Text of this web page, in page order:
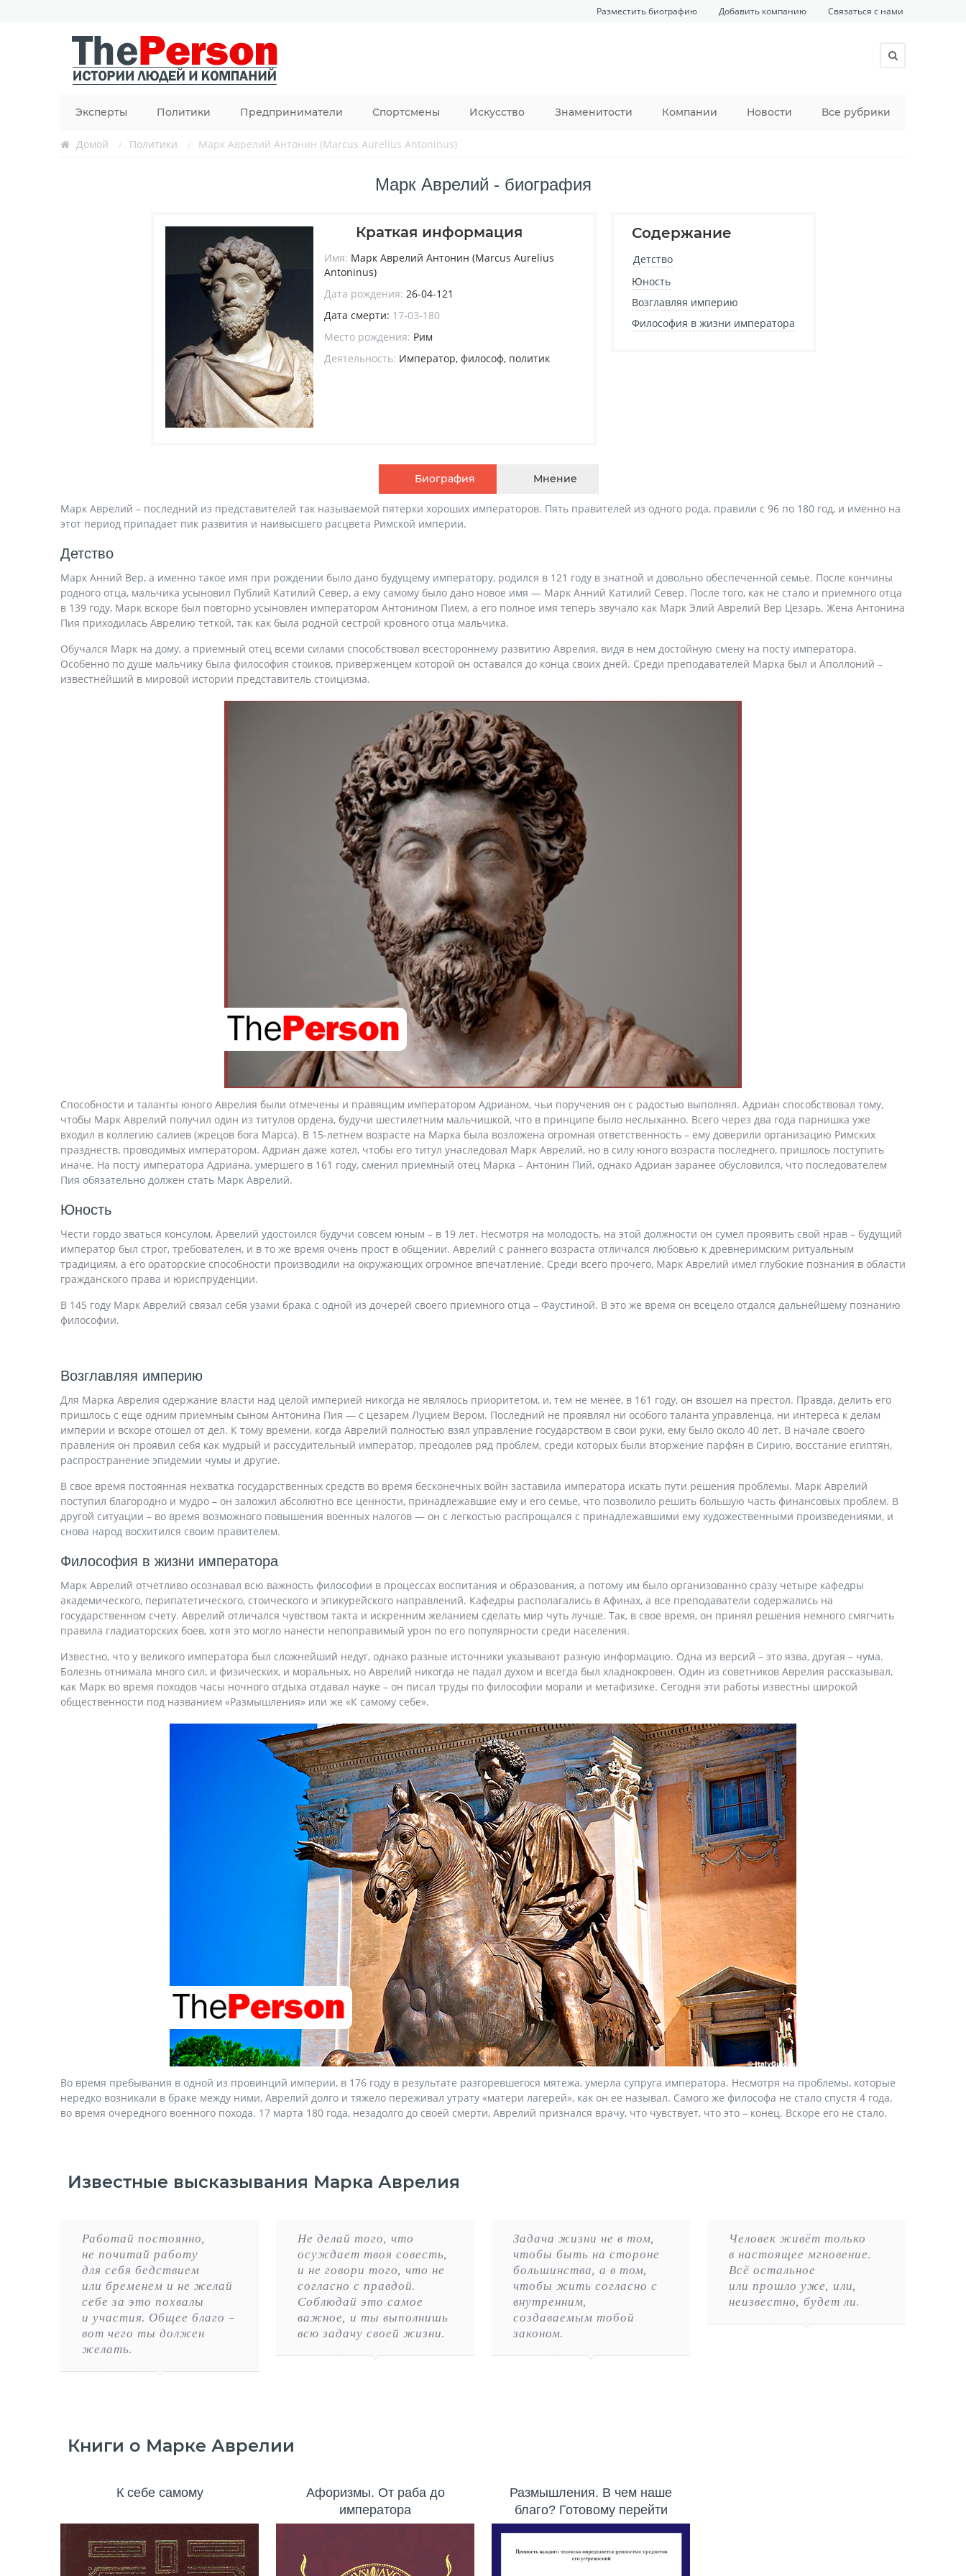
Разместить биографию Добавить компанию Связаться с нами
Эксперты Политики Предприниматели Спортсмены Искусство Знаменитости Компании Новости Все рубрики
Домой / Политики / Марк Аврелий Антонин (Marcus Aurelius Antoninus)
Марк Аврелий - биография
Краткая информация
Имя: Марк Аврелий Антонин (Marcus Aurelius
Antoninus)
Дата рождения: 26-04-121
Дата смерти: 17-03-180
Место рождения: Рим
Деятельность: Император, философ, политик
Содержание
Детство
Юность
Возглавляя империю
Философия в жизни императора
Биография Мнение
Марк Аврелий – последний из представителей так называемой пятерки хороших императоров. Пять правителей из одного рода, правили с 96 по 180 год, и именно на
этот период припадает пик развития и наивысшего расцвета Римской империи.
Детство
Марк Анний Вер, а именно такое имя при рождении было дано будущему императору, родился в 121 году в знатной и довольно обеспеченной семье. После кончины
родного отца, мальчика усыновил Публий Катилий Север, а ему самому было дано новое имя — Марк Анний Катилий Север. После того, как не стало и приемного отца
в 139 году, Марк вскоре был повторно усыновлен императором Антонином Пием, а его полное имя теперь звучало как Марк Элий Аврелий Вер Цезарь. Жена Антонина
Пия приходилась Аврелию теткой, так как была родной сестрой кровного отца мальчика.
Обучался Марк на дому, а приемный отец всеми силами способствовал всестороннему развитию Аврелия, видя в нем достойную смену на посту императора.
Особенно по душе мальчику была философия стоиков, приверженцем которой он оставался до конца своих дней. Среди преподавателей Марка был и Аполлоний –
известнейший в мировой истории представитель стоицизма.
Способности и таланты юного Аврелия были отмечены и правящим императором Адрианом, чьи поручения он с радостью выполнял. Адриан способствовал тому,
чтобы Марк Аврелий получил один из титулов ордена, будучи шестилетним мальчишкой, что в принципе было неслыханно. Всего через два года парнишка уже
входил в коллегию салиев (жрецов бога Марса). В 15-летнем возрасте на Марка была возложена огромная ответственность – ему доверили организацию Римских
празднеств, проводимых императором. Адриан даже хотел, чтобы его титул унаследовал Марк Аврелий, но в силу юного возраста последнего, пришлось поступить
иначе. На посту императора Адриана, умершего в 161 году, сменил приемный отец Марка – Антонин Пий, однако Адриан заранее обусловился, что последователем
Пия обязательно должен стать Марк Аврелий.
Юность
Чести гордо зваться консулом, Арвелий удостоился будучи совсем юным – в 19 лет. Несмотря на молодость, на этой должности он сумел проявить свой нрав – будущий
император был строг, требователен, и в то же время очень прост в общении. Аврелий с раннего возраста отличался любовью к древнеримским ритуальным
традициям, а его ораторские способности производили на окружающих огромное впечатление. Среди всего прочего, Марк Аврелий имел глубокие познания в области
гражданского права и юриспруденции.
В 145 году Марк Аврелий связал себя узами брака с одной из дочерей своего приемного отца – Фаустиной. В это же время он всецело отдался дальнейшему познанию
философии.
Возглавляя империю
Для Марка Аврелия одержание власти над целой империей никогда не являлось приоритетом, и, тем не менее, в 161 году, он взошел на престол. Правда, делить его
пришлось с еще одним приемным сыном Антонина Пия — с цезарем Луцием Вером. Последний не проявлял ни особого таланта управленца, ни интереса к делам
империи и вскоре отошел от дел. К тому времени, когда Аврелий полностью взял управление государством в свои руки, ему было около 40 лет. В начале своего
правления он проявил себя как мудрый и рассудительный император, преодолев ряд проблем, среди которых были вторжение парфян в Сирию, восстание египтян,
распространение эпидемии чумы и другие.
В свое время постоянная нехватка государственных средств во время бесконечных войн заставила императора искать пути решения проблемы. Марк Аврелий
поступил благородно и мудро – он заложил абсолютно все ценности, принадлежавшие ему и его семье, что позволило решить большую часть финансовых проблем. В
другой ситуации – во время возможного повышения военных налогов — он с легкостью распрощался с принадлежавшими ему художественными произведениями, и
снова народ восхитился своим правителем.
Философия в жизни императора
Марк Аврелий отчетливо осознавал всю важность философии в процессах воспитания и образования, а потому им было организованно сразу четыре кафедры
академического, перипатетического, стоического и эпикурейского направлений. Кафедры располагались в Афинах, а все преподаватели содержались на
государственном счету. Аврелий отличался чувством такта и искренним желанием сделать мир чуть лучше. Так, в свое время, он принял решения немного смягчить
правила гладиаторских боев, хотя это могло нанести непоправимый урон по его популярности среди населения.
Известно, что у великого императора был сложнейший недуг, однако разные источники указывают разную информацию. Одна из версий – это язва, другая – чума.
Болезнь отнимала много сил, и физических, и моральных, но Аврелий никогда не падал духом и всегда был хладнокровен. Один из советников Аврелия рассказывал,
как Марк во время походов часы ночного отдыха отдавал науке – он писал труды по философии морали и метафизике. Сегодня эти работы известны широкой
общественности под названием «Размышления» или же «К самому себе».
Во время пребывания в одной из провинций империи, в 176 году в результате разгоревшегося мятежа, умерла супруга императора. Несмотря на проблемы, которые
нередко возникали в браке между ними, Аврелий долго и тяжело переживал утрату «матери лагерей», как он ее называл. Самого же философа не стало спустя 4 года,
во время очередного военного похода. 17 марта 180 года, незадолго до своей смерти, Аврелий признался врачу, что чувствует, что это – конец. Вскоре его не стало.
Известные высказывания Марка Аврелия
Работай постоянно,
не почитай работу
для себя бедствием
или бременем и не желай
себе за это похвалы
и участия. Общее благо –
вот чего ты должен
желать.
Не делай того, что
осуждает твоя совесть,
и не говори того, что не
согласно с правдой.
Соблюдай это самое
важное, и ты выполнишь
всю задачу своей жизни.
Задача жизни не в том,
чтобы быть на стороне
большинства, а в том,
чтобы жить согласно с
внутренним,
создаваемым тобой
законом.
Человек живёт только
в настоящее мгновение.
Всё остальное
или прошло уже, или,
неизвестно, будет ли.
Книги о Марке Аврелии
К себе самому
Афоризмы. От раба до
императора
Размышления. В чем наше
благо? Готовому перейти
Рубикон (сборник)